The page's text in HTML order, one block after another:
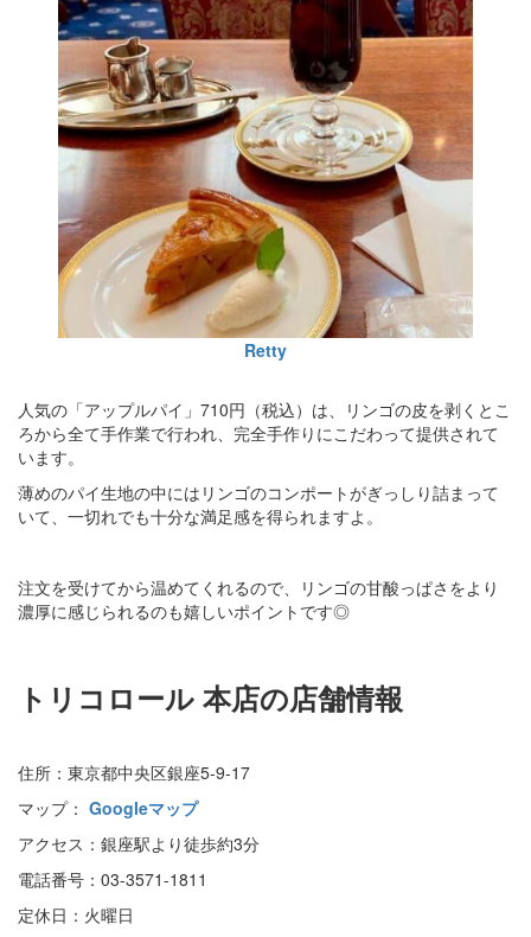
Retty
人気の「アップルパイ」710円（税込）は、リンゴの皮を剥くとこ
ろから全て手作業で行われ、完全手作りにこだわって提供されて
います。
薄めのパイ生地の中にはリンゴのコンポートがぎっしり詰まって
いて、一切れでも十分な満足感を得られますよ。
注文を受けてから温めてくれるので、リンゴの甘酸っぱさをより
濃厚に感じられるのも嬉しいポイントです◎
トリコロール 本店の店舗情報
住所：東京都中央区銀座5-9-17
マップ： Googleマップ
アクセス：銀座駅より徒歩約3分
電話番号：03-3571-1811
定休日：火曜日